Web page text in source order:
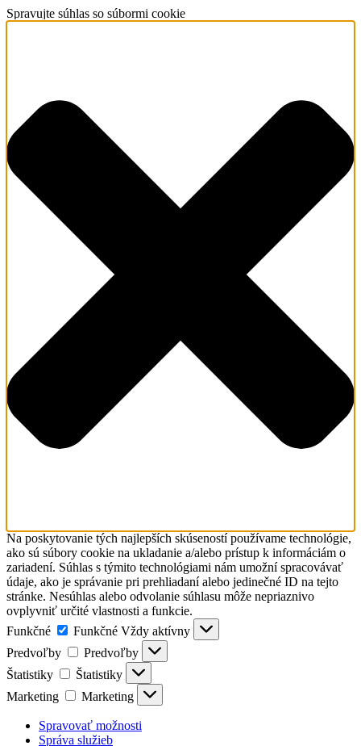
Spravujte súhlas so súbormi cookie
Na poskytovanie tých najlepších skúseností používame technológie,
ako sú súbory cookie na ukladanie a/alebo prístup k informáciám o
zariadení. Súhlas s týmito technológiami nám umožní spracovávať
údaje, ako je správanie pri prehliadaní alebo jedinečné ID na tejto
stránke. Nesúhlas alebo odvolanie súhlasu môže nepriaznivo
ovplyvniť určité vlastnosti a funkcie.
Funkčné
Funkčné Vždy aktívny
Predvoľby
Predvoľby
Štatistiky
Štatistiky
Marketing
Marketing
Spravovať možnosti
Správa služieb